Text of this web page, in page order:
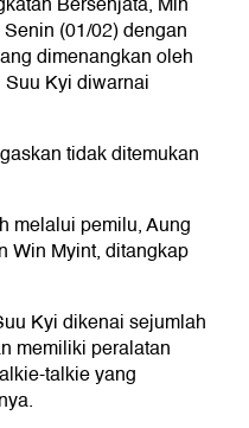
(01/02) dengan
dimenangkan oleh
Kyi diwarnai
tidak ditemukan
melalui pemilu, Aung
Win Myint, ditangkap
Kyi dikenai sejumlah
memiliki peralatan
talkie yang